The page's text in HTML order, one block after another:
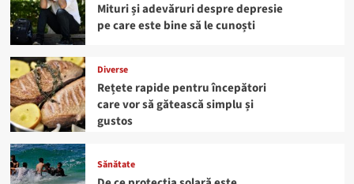
Mituri și adevăruri despre depresie
pe care este bine să le cunoști
Diverse
Rețete rapide pentru începători
care vor să gătească simplu și
gustos
Sănătate